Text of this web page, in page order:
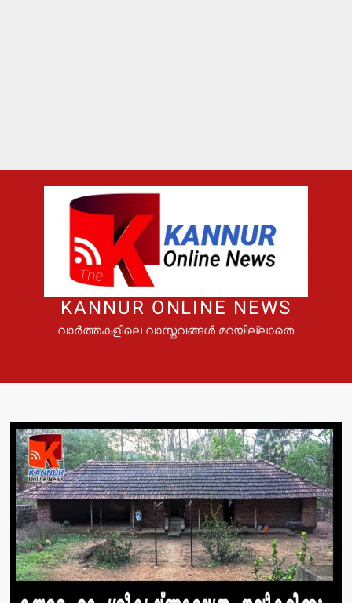
KANNUR ONLINE NEWS
വാർത്തകളിലെ വാസ്തവങ്ങൾ മറയില്ലാതെ